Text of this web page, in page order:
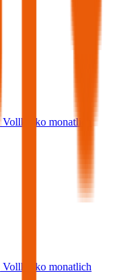
Vollkasko monatlich
Vollkasko monatlich